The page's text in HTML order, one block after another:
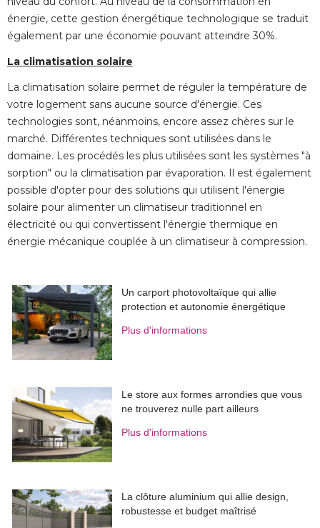
énergie, cette gestion énergétique technologique se traduit
également par une économie pouvant atteindre 30%.
La climatisation solaire
La climatisation solaire permet de réguler la température de
votre logement sans aucune source d'énergie. Ces
technologies sont, néanmoins, encore assez chères sur le
marché. Différentes techniques sont utilisées dans le
domaine. Les procédés les plus utilisées sont les systèmes "à
sorption" ou la climatisation par évaporation. Il est également
possible d'opter pour des solutions qui utilisent l'énergie
solaire pour alimenter un climatiseur traditionnel en
électricité ou qui convertissent l'énergie thermique en
énergie mécanique couplée à un climatiseur à compression.
Un carport photovoltaïque qui allie
protection et autonomie énergétique
Plus d'informations
Le store aux formes arrondies que vous
ne trouverez nulle part ailleurs
Plus d'informations
La clôture aluminium qui allie design,
robustesse et budget maîtrisé